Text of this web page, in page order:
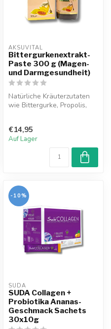
AKSUVITAL
Bittergurkenextrakt-
Paste 300 g (Magen-
und Darmgesundheit)
Natürliche Kräuterzutaten
wie Bittergurke, Propolis,
€14,95
Auf Lager
-10%
SUDA
SUDA Collagen +
Probiotika Ananas-
Geschmack Sachets
30x10g